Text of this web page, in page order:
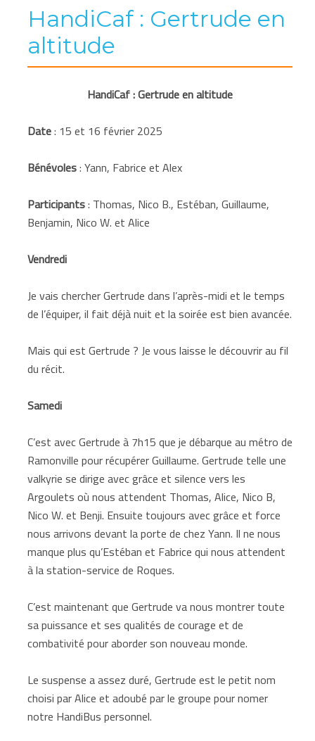
HandiCaf : Gertrude en
altitude
HandiCaf : Gertrude en altitude
Date: 15 et 16 février 2025
Bénévoles: Yann, Fabrice et Alex
Participants: Thomas, Nico B., Estéban, Guillaume,
Benjamin, Nico W. et Alice
Vendredi
Je vais chercher Gertrude dans l’après-midi et le temps
de l’équiper, il fait déjà nuit et la soirée est bien avancée.
Mais qui est Gertrude ? Je vous laisse le découvrir au fil
du récit.
Samedi
C’est avec Gertrude à 7h15 que je débarque au métro de
Ramonville pour récupérer Guillaume. Gertrude telle une
valkyrie se dirige avec grâce et silence vers les
Argoulets où nous attendent Thomas, Alice, Nico B,
Nico W. et Benji. Ensuite toujours avec grâce et force
nous arrivons devant la porte de chez Yann. Il ne nous
manque plus qu’Estéban et Fabrice qui nous attendent
à la station-service de Roques.
C’est maintenant que Gertrude va nous montrer toute
sa puissance et ses qualités de courage et de
combativité pour aborder son nouveau monde.
Le suspense a assez duré, Gertrude est le petit nom
choisi par Alice et adoubé par le groupe pour nomer
notre HandiBus personnel.